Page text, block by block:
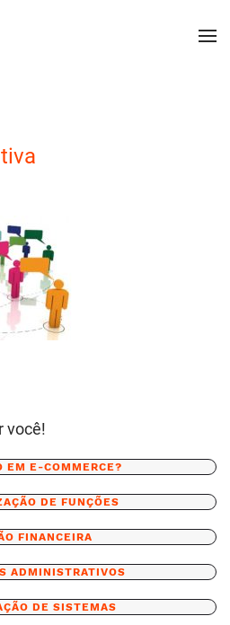
você!
EM E-COMMERCE?
DE FUNÇÕES
FINANCEIRA
ADMINISTRATIVOS
DE SISTEMAS